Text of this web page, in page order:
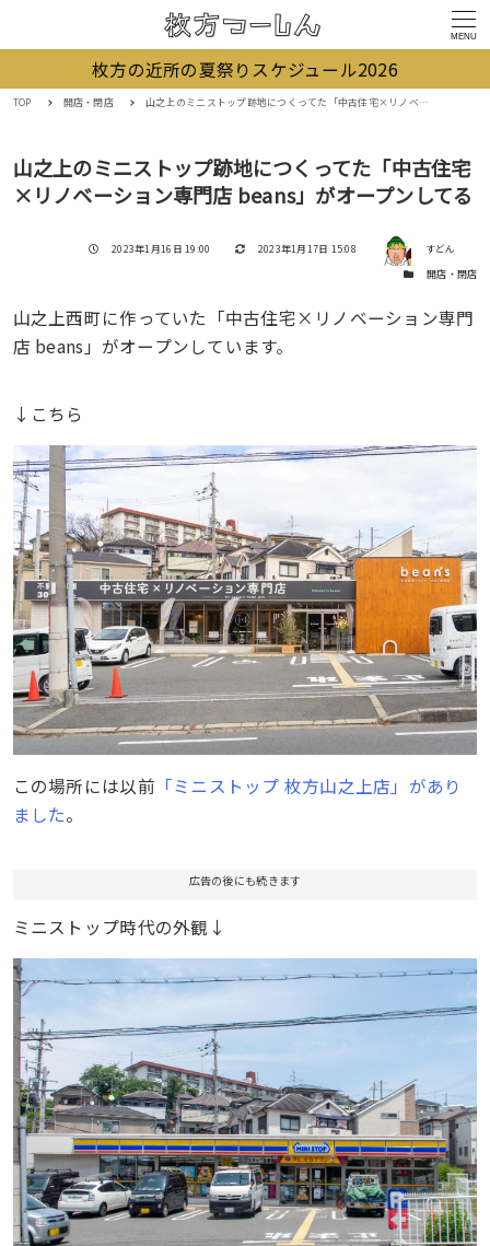
MENU
枚方の近所の夏祭りスケジュール2026
TOP 開店・閉店 山之上のミニストップ跡地につくってた「中古住宅×リノベーション専門店 beans」がオープンしてる
山之上のミニストップ跡地につくってた「中古住宅
×リノベーション専門店 beans」がオープンしてる
投稿日
2023年1月16日 19:00 更新日
2023年1月17日 15:08 著者
すどん
カテゴリー開店・閉店
山之上西町に作っていた「中古住宅×リノベーション専門
店 beans」がオープンしています。
↓こちら
この場所には以前 「ミニストップ 枚方山之上店」があり
ました。
広告の後にも続きます
ミニストップ時代の外観↓